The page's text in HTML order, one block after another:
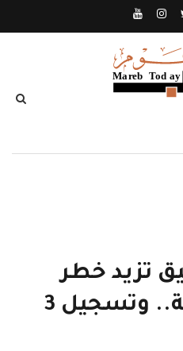
تزيد خطر
التماسيح القاتلة.. وتسجيل 3